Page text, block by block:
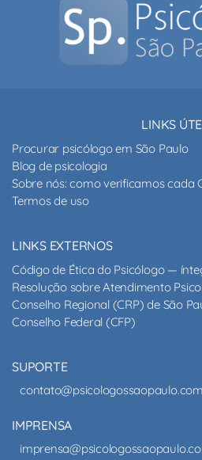
LINKS
Procurar psicólogo em São Paulo
Blog de psicologia
Sobre nós: como verificamos cada
Termos de uso
LINKS EXTERNOS
Código de Ética do Psicólogo —
Resolução sobre Atendimento
Conselho Regional (CRP) de São
Conselho Federal (CFP)
SUPORTE
IMPRENSA